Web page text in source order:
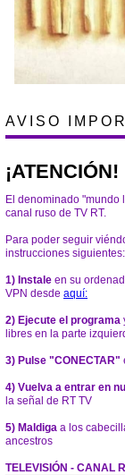
AVISO
¡ATENCIÓN!
El denominado "mundo
canal ruso de TV RT.
Para poder seguir
instrucciones siguientes:
1) Instale en su
VPN desde aquí:
2) Ejecute el programa
libres en la parte
3) Pulse "CONECTAR"
4) Vuelva a entrar en
la señal de RT TV
5) Maldiga a los
ancestros
TELEVISIÓN - CANAL